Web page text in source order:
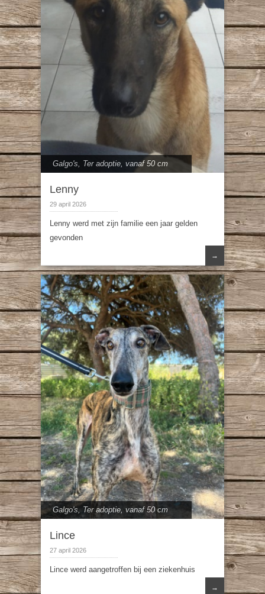
Galgo's, Ter adoptie, vanaf 50 cm
Lenny
29 april 2026
Lenny werd met zijn familie een jaar gelden
gevonden
→
Galgo's, Ter adoptie, vanaf 50 cm
Lince
27 april 2026
Lince werd aangetroffen bij een ziekenhuis
→